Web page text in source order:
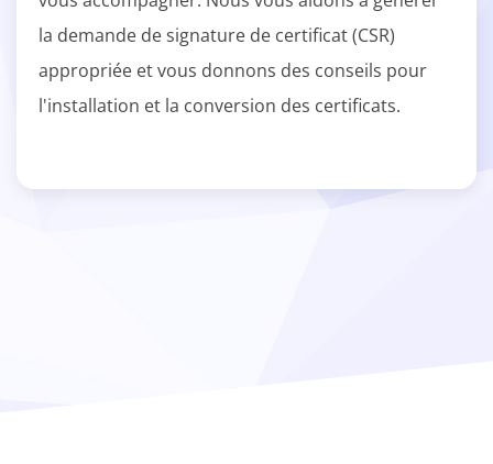
la demande de signature de certificat (CSR)
appropriée et vous donnons des conseils pour
l'installation et la conversion des certificats.